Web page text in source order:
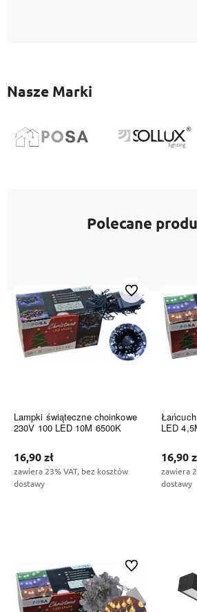
Nasze Marki
Polecane
Lampki świąteczne choinkowe
230V 100 LED 10M 6500K
16,90 zł
zawiera 23% VAT, bez kosztów
dostawy
Do ulubionych
LED
16,90
zawiera
dostawy
Do ulubionych